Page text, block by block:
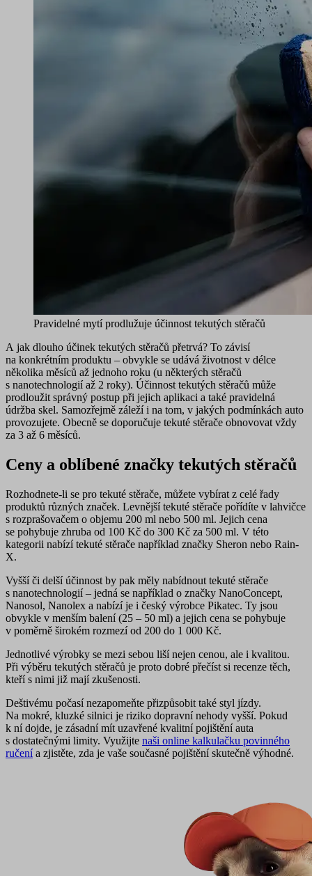
Pravidelné mytí prodlužuje účinnost tekutých stěračů
A jak dlouho účinek tekutých stěračů přetrvá? To závisí
na konkrétním produktu – obvykle se udává životnost v délce
několika měsíců až jednoho roku (u některých stěračů
s nanotechnologií až 2 roky). Účinnost tekutých stěračů může
prodloužit správný postup při jejich aplikaci a také pravidelná
údržba skel. Samozřejmě záleží i na tom, v jakých podmínkách auto
provozujete. Obecně se doporučuje tekuté stěrače obnovovat vždy
za 3 až 6 měsíců.
Ceny a oblíbené značky tekutých stěračů
Rozhodnete-li se pro tekuté stěrače, můžete vybírat z celé řady
produktů různých značek. Levnější tekuté stěrače pořídíte v lahvičce
s rozprašovačem o objemu 200 ml nebo 500 ml. Jejich cena
se pohybuje zhruba od 100 Kč do 300 Kč za 500 ml. V této
kategorii nabízí tekuté stěrače například značky Sheron nebo Rain-
X.
Vyšší či delší účinnost by pak měly nabídnout tekuté stěrače
s nanotechnologií – jedná se například o značky NanoConcept,
Nanosol, Nanolex a nabízí je i český výrobce Pikatec. Ty jsou
obvykle v menším balení (25 – 50 ml) a jejich cena se pohybuje
v poměrně širokém rozmezí od 200 do 1 000 Kč.
Jednotlivé výrobky se mezi sebou liší nejen cenou, ale i kvalitou.
Při výběru tekutých stěračů je proto dobré přečíst si recenze těch,
kteří s nimi již mají zkušenosti.
Deštivému počasí nezapomeňte přizpůsobit také styl jízdy.
Na mokré, kluzké silnici je riziko dopravní nehody vyšší. Pokud
k ní dojde, je zásadní mít uzavřené kvalitní pojištění auta
s dostatečnými limity. Využijte naši online kalkulačku povinného
ručenía zjistěte, zda je vaše současné pojištění skutečně výhodné.